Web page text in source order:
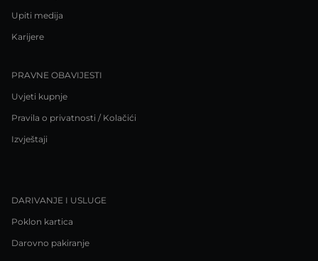
Upiti medija
Karijere
PRAVNE OBAVIJESTI
Uvjeti kupnje
Pravila o privatnosti / Kolačići
Izvještaji
DARIVANJE I USLUGE
Poklon kartica
Darovno pakiranje